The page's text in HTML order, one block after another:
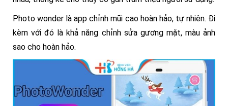
Photo wonder là app chỉnh mũi cao hoàn hảo, tự nhiên. Đi
kèm với đó là khả năng chỉnh sửa gương mặt, màu ảnh
sao cho hoàn hảo.